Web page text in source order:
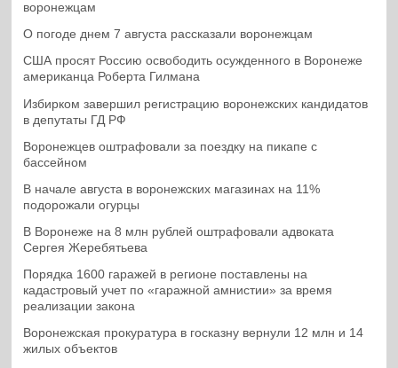
воронежцам
О погоде днем 7 августа рассказали воронежцам
США просят Россию освободить осужденного в Воронеже
американца Роберта Гилмана
Избирком завершил регистрацию воронежских кандидатов
в депутаты ГД РФ
Воронежцев оштрафовали за поездку на пикапе с
бассейном
В начале августа в воронежских магазинах на 11%
подорожали огурцы
В Воронеже на 8 млн рублей оштрафовали адвоката
Сергея Жеребятьева
Порядка 1600 гаражей в регионе поставлены на
кадастровый учет по «гаражной амнистии» за время
реализации закона
Воронежская прокуратура в госказну вернули 12 млн и 14
жилых объектов